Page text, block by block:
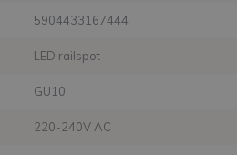
5904433167444
LED railspot
GU10
220-240V AC